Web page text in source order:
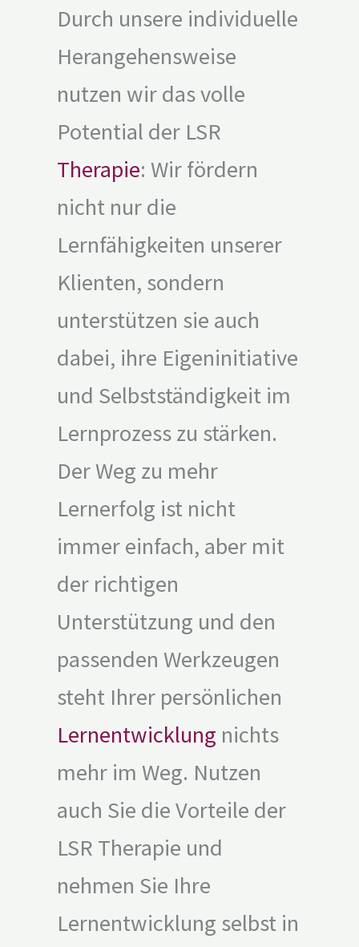
Durch unsere individuelle
Herangehensweise
nutzen wir das volle
Potential der LSR
Therapie: Wir fördern
nicht nur die
Lernfähigkeiten unserer
Klienten, sondern
unterstützen sie auch
dabei, ihre Eigeninitiative
und Selbstständigkeit im
Lernprozess zu stärken.
Der Weg zu mehr
Lernerfolg ist nicht
immer einfach, aber mit
der richtigen
Unterstützung und den
passenden Werkzeugen
steht Ihrer persönlichen
Lernentwicklung nichts
mehr im Weg. Nutzen
auch Sie die Vorteile der
LSR Therapie und
nehmen Sie Ihre
Lernentwicklung selbst in